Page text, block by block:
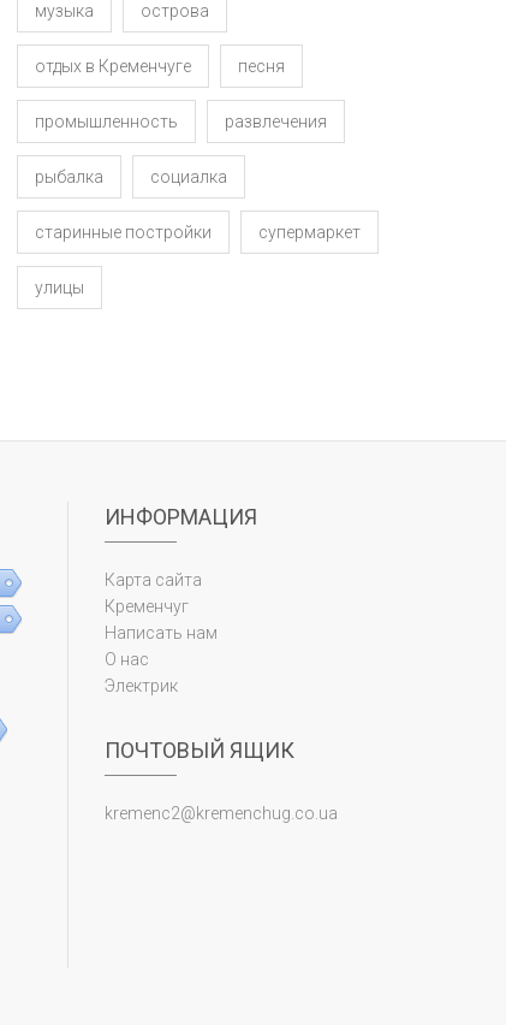
музыка острова
отдых в Кременчуге песня
промышленность развлечения
рыбалка социалка
старинные постройки супермаркет
улицы
ИНФОРМАЦИЯ
Карта сайта
Кременчуг
Написать нам
О нас
Электрик
ПОЧТОВЫЙ ЯЩИК
kremenc2@kremenchug.co.ua